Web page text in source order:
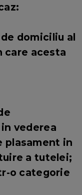
domiciliu al
care acesta
vederea
plasament in
a tutelei;
o categorie